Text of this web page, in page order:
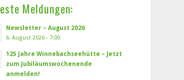
Meldungen:
Newsletter – August 2026
6. August 2026 - 7:00
125 Jahre Winnebachseehütte – Jetzt
zum Jubiläumswochenende
anmelden!